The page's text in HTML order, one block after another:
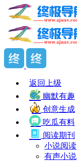
返回上级
幽默有趣
创意生成
吃瓜有料
阅读期刊
小说阅读
有声小说